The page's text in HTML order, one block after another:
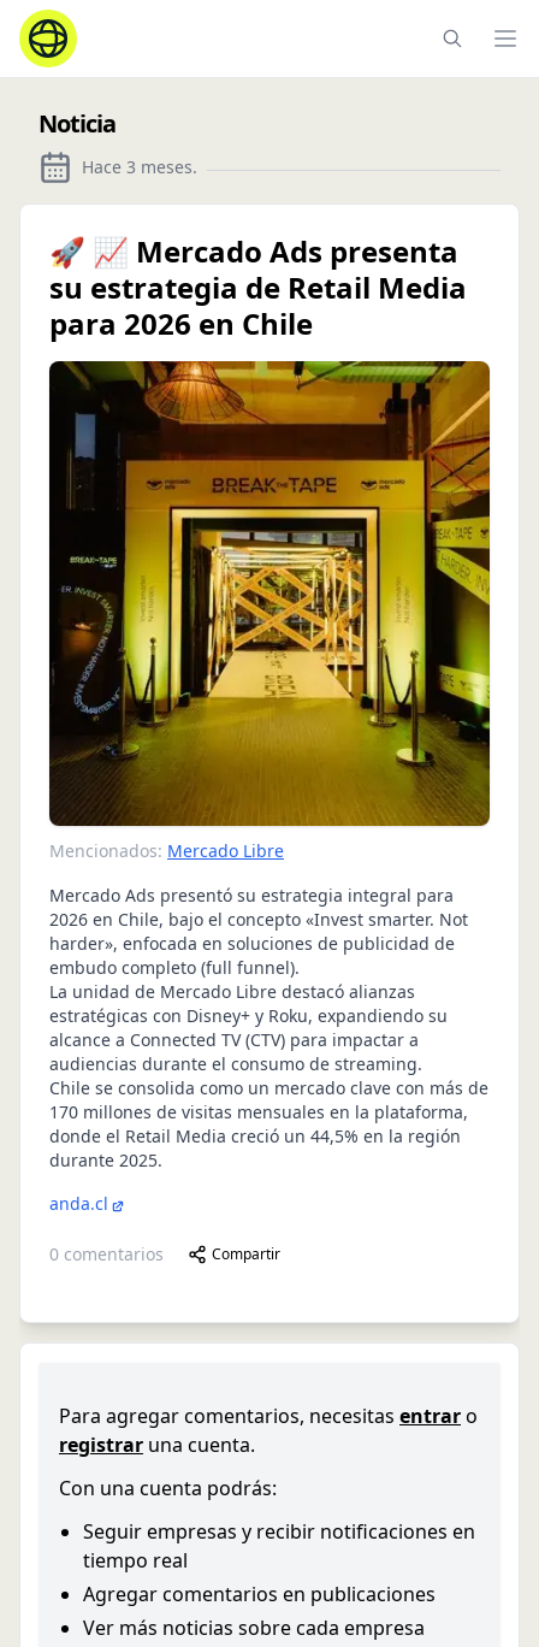
Noticia
Hace 3 meses.
🚀 📈 Mercado Ads presenta
su estrategia de Retail Media
para 2026 en Chile
Mencionados: Mercado Libre
Mercado Ads presentó su estrategia integral para
2026 en Chile, bajo el concepto «Invest smarter. Not
harder», enfocada en soluciones de publicidad de
embudo completo (full funnel).
La unidad de Mercado Libre destacó alianzas
estratégicas con Disney+ y Roku, expandiendo su
alcance a Connected TV (CTV) para impactar a
audiencias durante el consumo de streaming.
Chile se consolida como un mercado clave con más de
170 millones de visitas mensuales en la plataforma,
donde el Retail Media creció un 44,5% en la región
durante 2025.
anda.cl
0 comentarios Compartir
Para agregar comentarios, necesitas entraro
registrar una cuenta.
Con una cuenta podrás:
Seguir empresas y recibir notificaciones en
tiempo real
Agregar comentarios en publicaciones
Ver más noticias sobre cada empresa